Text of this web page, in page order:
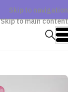
Skip to navigation
Skip to main content